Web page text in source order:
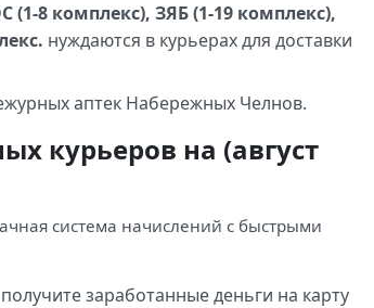
8 комплекс), ЗЯБ (1-19 комплекс),
нуждаются в курьерах для доставки
аптек Набережных Челнов.
курьеров на (август
система начислений с быстрыми
заработанные деньги на карту